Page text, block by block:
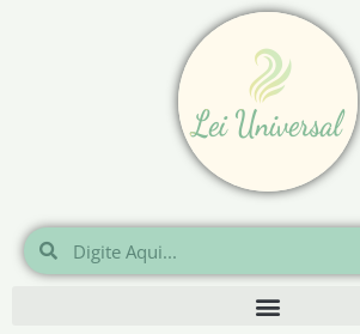
Pesquisar
Pesquisar